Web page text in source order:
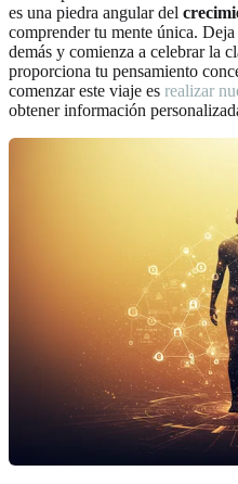
es una piedra angular del
comprender tu mente única.
demás y comienza a celebrar la
proporciona tu pensamiento
comenzar este viaje es realizar
obtener información